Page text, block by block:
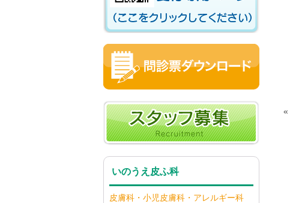
«
いのうえ皮ふ科
皮膚科・小児皮膚科・アレルギー科